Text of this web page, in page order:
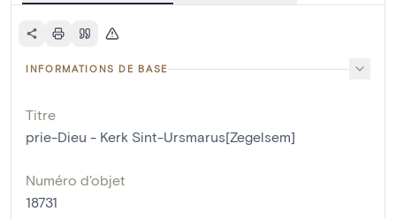
INFORMATIONS DE BASE
Titre
prie-Dieu - Kerk Sint-Ursmarus[Zegelsem]
Numéro d'objet
18731